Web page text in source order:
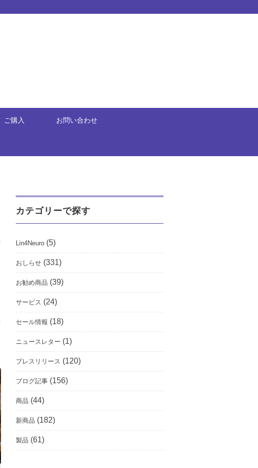
ご購入 お問い合わせ
カテゴリーで探す
Lin4Neuro (5)
おしらせ (331)
お勧め商品 (39)
サービス (24)
セール情報 (18)
ニュースレター (1)
プレスリリース (120)
ブログ記事 (156)
商品 (44)
新商品 (182)
製品 (61)